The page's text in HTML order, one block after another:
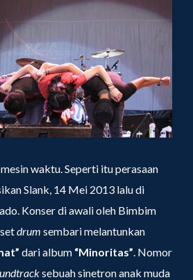
waktu. Seperti itu perasaan
Slank, 14 Mei 2013 lalu di
Konser di awali oleh Bimbim
drum sembari melantunkan
dari album “Minoritas” . Nomor
sebuah sinetron anak muda